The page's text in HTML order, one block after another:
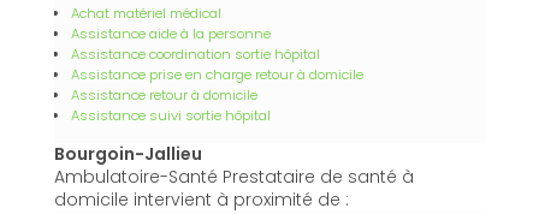
Achat matériel médical
Assistance aide à la personne
Assistance coordination sortie hôpital
Assistance prise en charge retour à domicile
Assistance retour à domicile
Assistance suivi sortie hôpital
Bourgoin-Jallieu
Ambulatoire-Santé Prestataire de santé à
domicile intervient à proximité de :